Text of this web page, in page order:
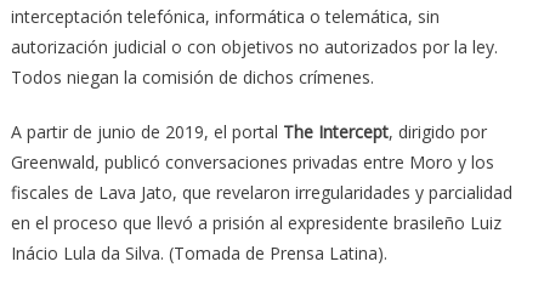
interceptación telefónica, informática o telemática, sin
autorización judicial o con objetivos no autorizados por la ley.
Todos niegan la comisión de dichos crímenes.
A partir de junio de 2019, el portal The Intercept, dirigido por
Greenwald, publicó conversaciones privadas entre Moro y los
fiscales de Lava Jato, que revelaron irregularidades y parcialidad
en el proceso que llevó a prisión al expresidente brasileño Luiz
Inácio Lula da Silva. (Tomada de Prensa Latina).